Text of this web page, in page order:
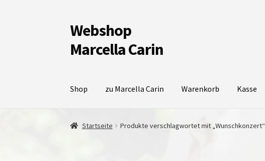
Zur
Navigation
springen
Zum
Inhalt
springen
Webshop
Marcella Carin
Shop zu Marcella Carin Warenkorb Kasse
Startseite Produkte verschlagwortet mit „Wunschkonzert“